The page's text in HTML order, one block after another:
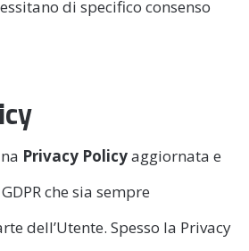
di specifico consenso
Privacy Policyaggiornata e
che sia sempre
dell’Utente. Spesso la Privacy